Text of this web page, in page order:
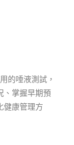
的唾液測試，
、掌握早期預
健康管理方